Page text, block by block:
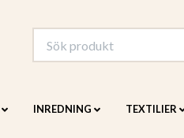
INREDNING TEXTILIER